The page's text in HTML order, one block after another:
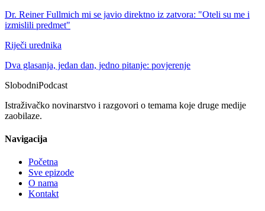
Dr. Reiner Fullmich mi se javio direktno iz zatvora: "Oteli su me i
izmislili predmet"
Riječi urednika
Dva glasanja, jedan dan, jedno pitanje: povjerenje
SlobodniPodcast
Istraživačko novinarstvo i razgovori o temama koje druge medije
zaobilaze.
Navigacija
Početna
Sve epizode
O nama
Kontakt